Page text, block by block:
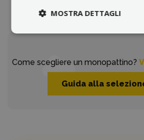
Come scegliere un monopattino?
Guida alla
MOSTRA DETTAGLI